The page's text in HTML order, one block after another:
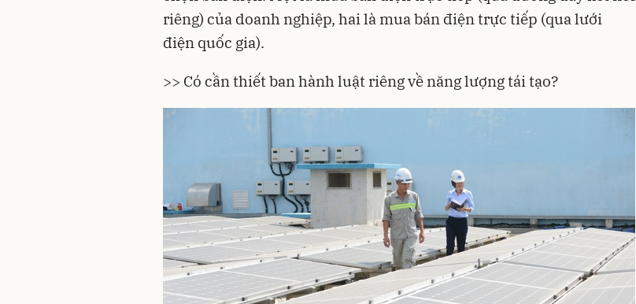
riêng) của doanh nghiệp, hai là mua bán điện trực tiếp (qua lưới
điện quốc gia).
>> Có cần thiết ban hành luật riêng về năng lượng tái tạo?